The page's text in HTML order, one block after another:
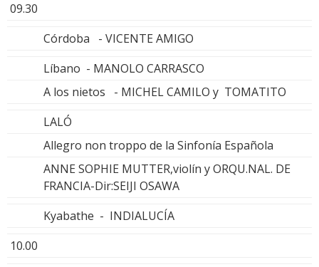
09.30
Córdoba - VICENTE AMIGO
Líbano - MANOLO CARRASCO
A los nietos - MICHEL CAMILO y TOMATITO
LALÓ
Allegro non troppo de la Sinfonía Española
ANNE SOPHIE MUTTER,violín y ORQU.NAL. DE
FRANCIA-Dir:SEIJI OSAWA
Kyabathe - INDIALUCÍA
10.00